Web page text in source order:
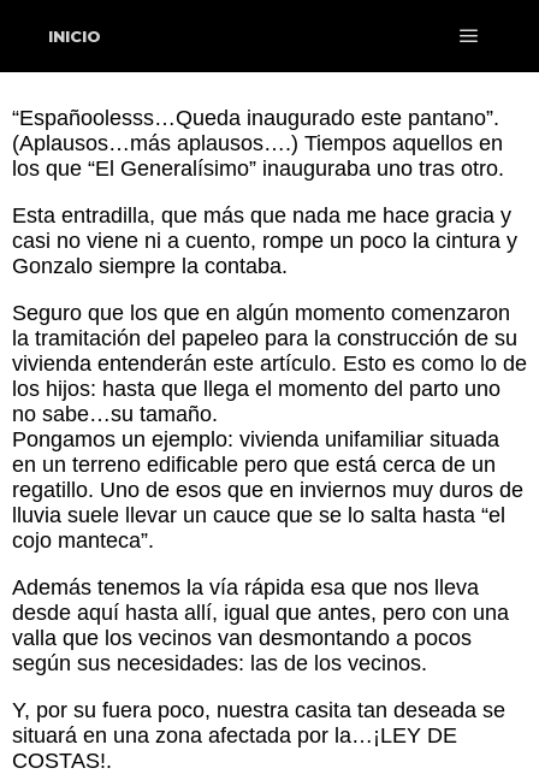
INICIO
“Españoolesss…Queda inaugurado este pantano”.
(Aplausos…más aplausos….) Tiempos aquellos en
los que “El Generalísimo” inauguraba uno tras otro.
Esta entradilla, que más que nada me hace gracia y
casi no viene ni a cuento, rompe un poco la cintura y
Gonzalo siempre la contaba.
Seguro que los que en algún momento comenzaron
la tramitación del papeleo para la construcción de su
vivienda entenderán este artículo. Esto es como lo de
los hijos: hasta que llega el momento del parto uno
no sabe…su tamaño.
Pongamos un ejemplo: vivienda unifamiliar situada
en un terreno edificable pero que está cerca de un
regatillo. Uno de esos que en inviernos muy duros de
lluvia suele llevar un cauce que se lo salta hasta “el
cojo manteca”.
Además tenemos la vía rápida esa que nos lleva
desde aquí hasta allí, igual que antes, pero con una
valla que los vecinos van desmontando a pocos
según sus necesidades: las de los vecinos.
Y, por su fuera poco, nuestra casita tan deseada se
situará en una zona afectada por la…¡LEY DE
COSTAS!.